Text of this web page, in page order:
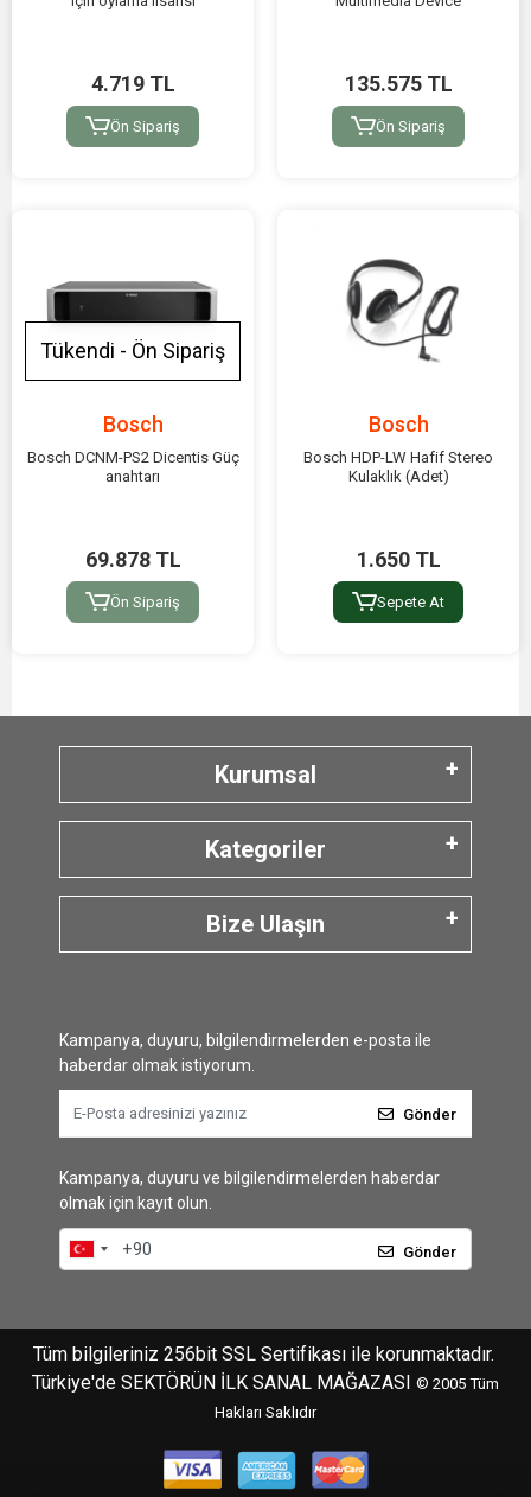
4.719 TL
Ön Sipariş
135.575 TL
Ön Sipariş
Tükendi - Ön Sipariş
Bosch
Bosch DCNM-PS2 Dicentis Güç
anahtarı
69.878 TL
Ön Sipariş
Bosch
Bosch HDP-LW Hafif Stereo
Kulaklık (Adet)
1.650 TL
Sepete At
Kurumsal
Kategoriler
Bize Ulaşın
Kampanya, duyuru, bilgilendirmelerden e-posta ile
haberdar olmak istiyorum.
Gönder
Kampanya, duyuru ve bilgilendirmelerden haberdar
olmak için kayıt olun.
Gönder
Tüm bilgileriniz 256bit SSL Sertifikası ile korunmaktadır.
Türkiye'de SEKTÖRÜN İLK SANAL MAĞAZASI © 2005 Tüm
Hakları Saklıdır